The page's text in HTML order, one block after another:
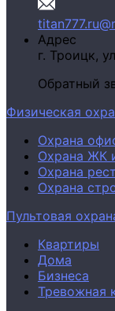
Адрес
г. Троицк,
Обратный
Физическая
Охрана
Охрана ЖК
Охрана
Охрана
Пультовая
Квартиры
Дома
Бизнеса
Тревожная